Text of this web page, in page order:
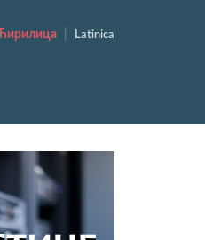
Ћирилица Latinica